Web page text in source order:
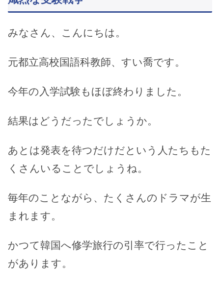
みなさん、こんにちは。
元都立高校国語科教師、すい喬です。
今年の入学試験もほぼ終わりました。
結果はどうだったでしょうか。
あとは発表を待つだけだという人たちもた
くさんいることでしょうね。
毎年のことながら、たくさんのドラマが生
まれます。
かつて韓国へ修学旅行の引率で行ったこと
があります。